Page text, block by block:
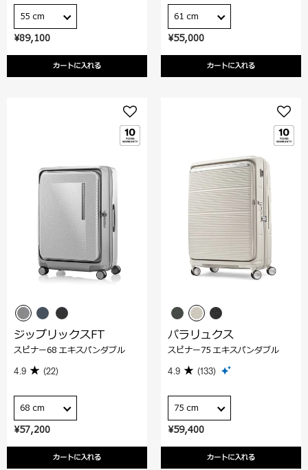
¥89,100
カートに入れる
55 cm
¥55,000
カートに入れる
61 cm
¥57,200
カートに入れる
ジップリックスFT
スピナー68 エキスパンダブル
4.9 (22)
68 cm
¥59,400
カートに入れる
パラリュクス
スピナー75 エキスパンダブル
4.9 (133)
75 cm